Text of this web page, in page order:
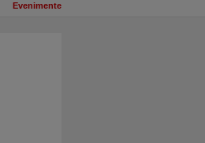
Evenimente